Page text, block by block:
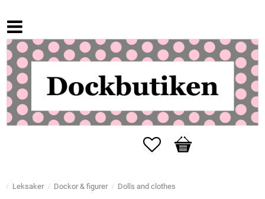
Favorites
Basket
Leksaker Dockor & figurer Dolls and clothes